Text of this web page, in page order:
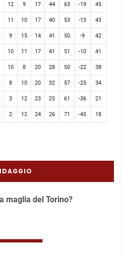
12 9 17 44 63 -19 45
11 10 17 40 53 -13 43
9 15 14 41 50 -9 42
10 11 17 41 51 -10 41
10 8 20 28 50 -22 38
8 10 20 32 57 -25 34
3 12 23 25 61 -36 21
2 12 24 26 71 -45 18
maglia del Torino?